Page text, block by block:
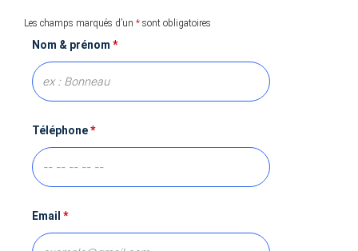
Les champs marqués d’un * sont obligatoires
Nom & prénom *
Téléphone*
Email *